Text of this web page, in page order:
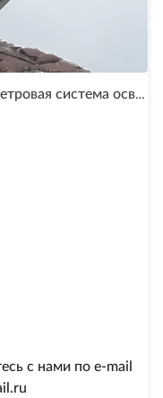
Автономная уличная солнечно-ветровая система освещения на солнечных батареях LE-Max VSSO-5
с нами по e-mail